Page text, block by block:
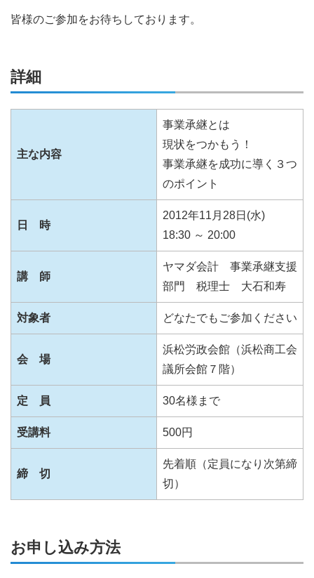
皆様のご参加をお待ちしております。
詳細
主な内容
事業承継とは
現状をつかもう！
事業承継を成功に導く３つ
のポイント
日 時
2012年11月28日(水)
18:30 ～ 20:00
講 師
ヤマダ会計 事業承継支援
部門 税理士 大石和寿
対象者 どなたでもご参加ください
会 場
浜松労政会館（浜松商工会
議所会館７階）
定 員 30名様まで
受講料 500円
締 切
先着順（定員になり次第締
切）
お申し込み方法